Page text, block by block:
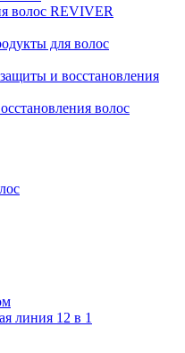
волос REVIVER
для волос
и восстановления
волос
линия 12 в 1